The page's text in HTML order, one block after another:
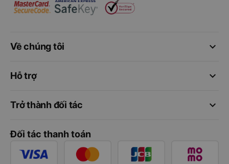
keyboard_arrow_down
Về chúng tôi
keyboard_arrow_down
Hỗ trợ
keyboard_arrow_down
Trở thành đối tác
Đối tác thanh toán